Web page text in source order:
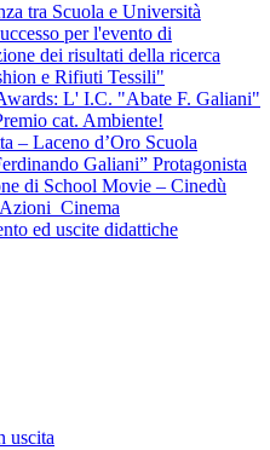
tra Scuola e Università
per l'evento di
dei risultati della ricerca
e Rifiuti Tessili"
L' I.C. "Abate F. Galiani"
cat. Ambiente!
– Laceno d’Oro Scuola
Galiani” Protagonista
di School Movie – Cinedù
ed uscite didattiche
uscita